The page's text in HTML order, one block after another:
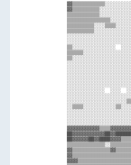
▒▒░░░░░░░░░░░░░░░░
░░░░░░░░░░░░░░  ░░░░